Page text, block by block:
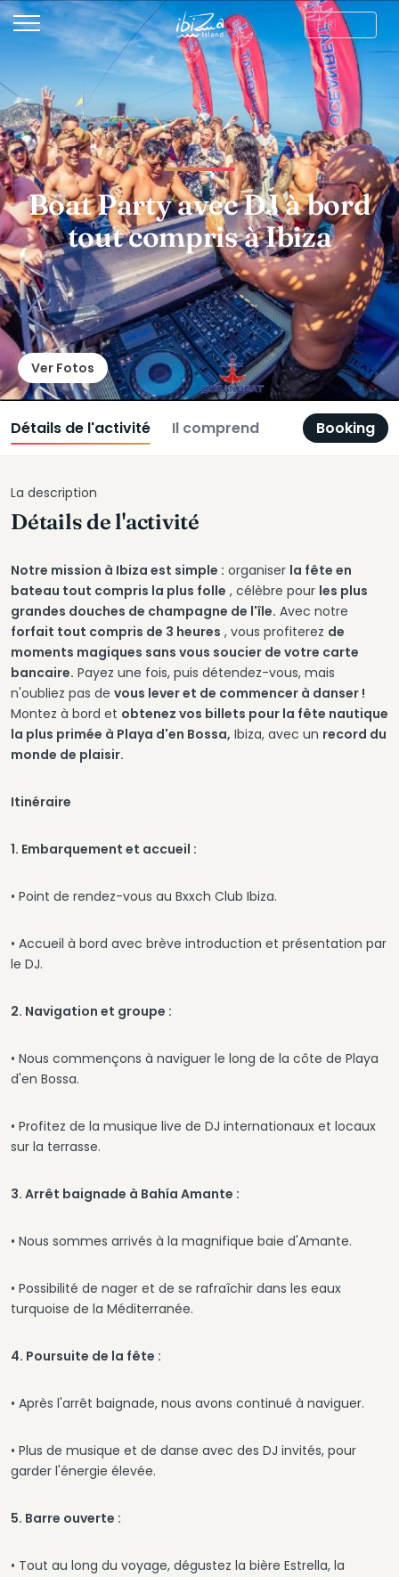
Boat Party avec DJ à bord
tout compris à Ibiza
Ver Fotos
Détails de l'activité Il comprend Booking
La description
Détails de l'activité
Notre mission à Ibiza est simple : organiser la fête en
bateau tout compris la plus folle , célèbre pour les plus
grandes douches de champagne de l'île. Avec notre
forfait tout compris de 3 heures , vous profiterez de
moments magiques sans vous soucier de votre carte
bancaire. Payez une fois, puis détendez-vous, mais
n'oubliez pas de vous lever et de commencer à danser !
Montez à bord et obtenez vos billets pour la fête nautique
la plus primée à Playa d'en Bossa, Ibiza, avec un record du
monde de plaisir.
Itinéraire
1. Embarquement et accueil :
• Point de rendez-vous au Bxxch Club Ibiza.
• Accueil à bord avec brève introduction et présentation par
le DJ.
2. Navigation et groupe :
• Nous commençons à naviguer le long de la côte de Playa
d'en Bossa.
• Profitez de la musique live de DJ internationaux et locaux
sur la terrasse.
3. Arrêt baignade à Bahía Amante :
• Nous sommes arrivés à la magnifique baie d'Amante.
• Possibilité de nager et de se rafraîchir dans les eaux
turquoise de la Méditerranée.
4. Poursuite de la fête :
• Après l'arrêt baignade, nous avons continué à naviguer.
• Plus de musique et de danse avec des DJ invités, pour
garder l'énergie élevée.
5. Barre ouverte :
• Tout au long du voyage, dégustez la bière Estrella, la